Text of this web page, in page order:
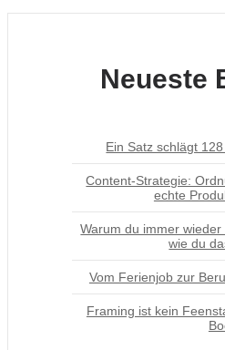
Neueste
Ein Satz schlägt
Content-Strategie:
echte
Warum du immer
wie du
Vom Ferienjob zur
Framing ist kein